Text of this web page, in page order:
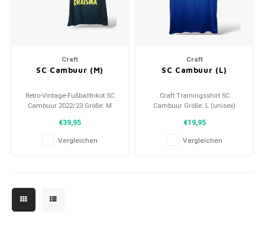
Craft
SC Cambuur (M)
Retro-Vintage-Fußballtrikot SC
Cambuur 2022/23 Größe: M
Hemdes: 9.5/10 (gebraucht)
€39,95
Vergleichen
Craft
SC Cambuur (L)
Craft Trainingsshirt SC
Cambuur Größe: L (unisex)
€19,95
Vergleichen